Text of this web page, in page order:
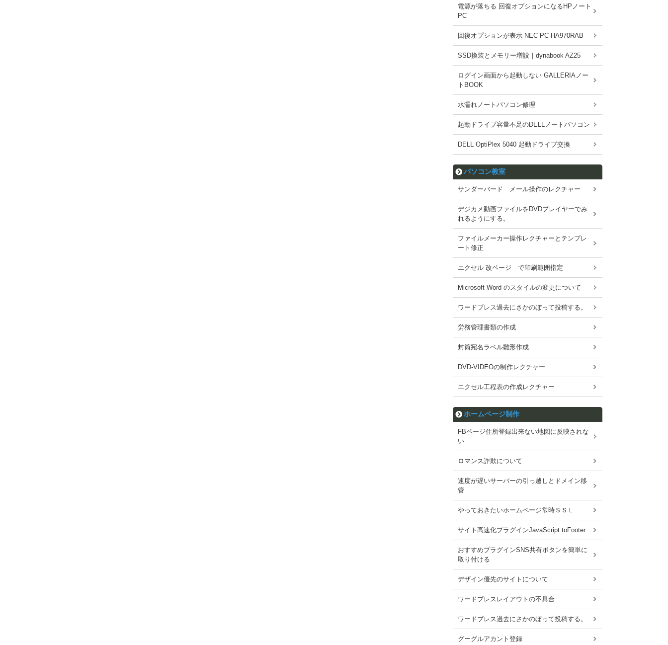
電源が落ちる 回復オプションになるHPノート
PC
回復オプションが表示 NEC PC-HA970RAB
SSD換装とメモリー増設｜dynabook AZ25
ログイン画面から起動しない GALLERIAノー
トBOOK
水濡れノートパソコン修理
起動ドライブ容量不足のDELLノートパソコン
DELL OptiPlex 5040 起動ドライブ交換
パソコン教室
サンダーバード メール操作のレクチャー
デジカメ動画ファイルをDVDプレイヤーでみ
れるようにする。
ファイルメーカー操作レクチャーとテンプレ
ート修正
エクセル 改ページ で印刷範囲指定
Microsoft Word のスタイルの変更について
ワードブレス過去にさかのぼって投稿する。
労務管理書類の作成
封筒宛名ラベル雛形作成
DVD-VIDEOの制作レクチャー
エクセル工程表の作成レクチャー
ホームページ制作
FBページ住所登録出来ない地図に反映されな
い
ロマンス詐欺について
速度が遅いサーバーの引っ越しとドメイン移
管
やっておきたいホームページ常時ＳＳＬ
サイト高速化プラグインJavaScript toFooter
おすすめプラグインSNS共有ボタンを簡単に
取り付ける
デザイン優先のサイトについて
ワードブレスレイアウトの不具合
ワードブレス過去にさかのぼって投稿する。
グーグルアカント登録